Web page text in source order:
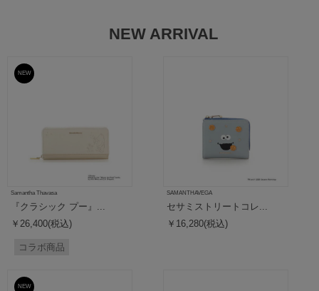
NEW ARRIVAL
予約
NEW
Samantha Thavasa
『クラシック プー』...
￥26,400(税込)
コラボ商品
SAMANTHAVEGA
セサミストリートコレ...
￥16,280(税込)
NEW